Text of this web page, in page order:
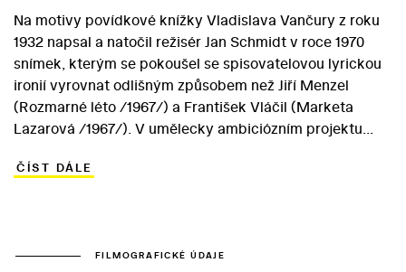
Na motivy povídkové knížky Vladislava Vančury z roku
1932 napsal a natočil režisér Jan Schmidt v roce 1970
snímek, kterým se pokoušel se spisovatelovou lyrickou
ironií vyrovnat odlišným způsobem než Jiří Menzel
(Rozmarné léto /1967/) a František Vláčil (Marketa
Lazarová /1967/). V umělecky ambiciózním projektu
Josefina vybírá toho z nápadníků, který se ukáže být
název hospody, v níž se o šenkýřku Isabellu utkají dva
ČÍST DÁLE
FILMOGRAFICKÉ ÚDAJE